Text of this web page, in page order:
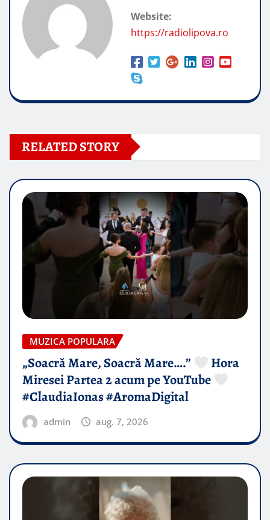
Website:
https://radiolipova.ro
RELATED STORY
MUZICA POPULARA
„Soacră Mare, Soacră Mare….”
Hora
Miresei Partea 2 acum pe YouTube
#ClaudiaIonas #AromaDigital
admin aug. 7, 2026